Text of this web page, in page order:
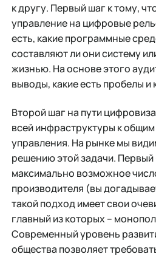
к другу. Первый шаг к тому,
управление на цифровые
есть, какие программные
составляют ли они систему
жизнью. На основе этого
выводы, какие есть пробелы и
Второй шаг на пути
всей инфраструктуры к
управления. На рынке мы
решению этой задачи. Первый
максимально возможное
производителя (вы
такой подход имеет свои
главный из которых –
Современный уровень
общества позволяет